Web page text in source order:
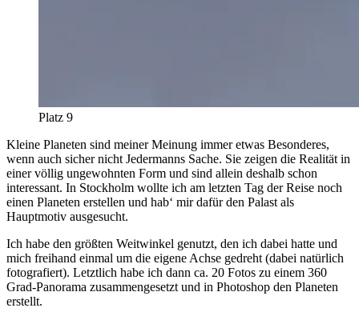
Platz 9
Kleine Planeten sind meiner Meinung immer etwas Besonderes,
wenn auch sicher nicht Jedermanns Sache. Sie zeigen die Realität in
einer völlig ungewohnten Form und sind allein deshalb schon
interessant. In Stockholm wollte ich am letzten Tag der Reise noch
einen Planeten erstellen und hab‘ mir dafür den Palast als
Hauptmotiv ausgesucht.
Ich habe den größten Weitwinkel genutzt, den ich dabei hatte und
mich freihand einmal um die eigene Achse gedreht (dabei natürlich
fotografiert). Letztlich habe ich dann ca. 20 Fotos zu einem 360
Grad-Panorama zusammengesetzt und in Photoshop den Planeten
erstellt.